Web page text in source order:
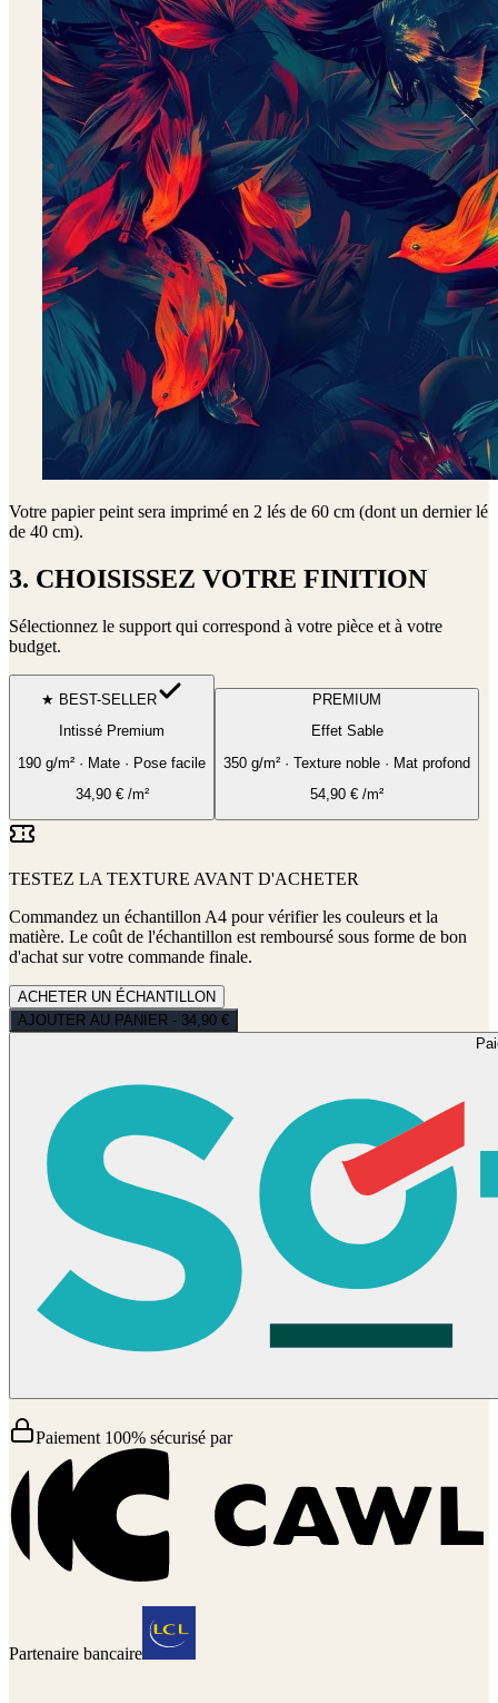
Votre papier peint sera imprimé en 2 lés de 60 cm (dont un dernier lé
de 40 cm).
3. CHOISISSEZ VOTRE FINITION
Sélectionnez le support qui correspond à votre pièce et à votre
budget.
★ BEST-SELLER
Intissé Premium
190 g/m² · Mate · Pose facile
34,90€/m²
PREMIUM
Effet Sable
350 g/m² · Texture noble · Mat profond
54,90 € /m²
TESTEZ LA TEXTURE AVANT D'ACHETER
Commandez un échantillon A4 pour vérifier les couleurs et la
matière. Le coût de l'échantillon est remboursé sous forme de bon
d'achat sur votre commande finale.
ACHETER UN ÉCHANTILLON
AJOUTER AU PANIER - 34,90 €
Paiement 100% sécurisé par
Partenaire bancaire